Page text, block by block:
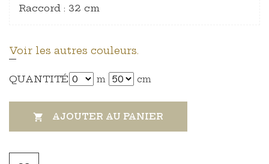
Raccord : 32 cm
Voir les autres couleurs.
QUANTITÉ m cm
 AJOUTER AU PANIER